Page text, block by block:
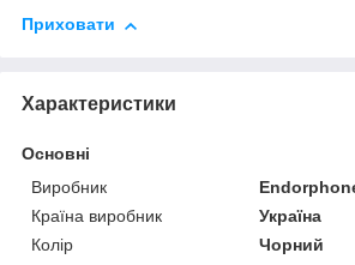
Приховати
Характеристики
Основні
Виробник
Країна виробник
Україна
Колір
Чорний